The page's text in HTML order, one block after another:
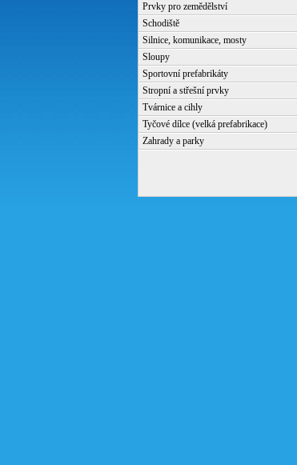
Prvky pro zemědělství
Schodiště
Silnice, komunikace, mosty
Sloupy
Sportovní prefabrikáty
Stropní a střešní prvky
Tvárnice a cihly
Tyčové dílce (velká prefabrikace)
Zahrady a parky